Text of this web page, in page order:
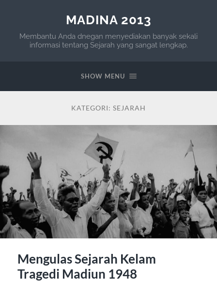
MADINA 2013
Membantu Anda dnegan menyediakan banyak sekali
informasi tentang Sejarah yang sangat lengkap.
SHOW MENU
KATEGORI: SEJARAH
Mengulas Sejarah Kelam
Tragedi Madiun 1948